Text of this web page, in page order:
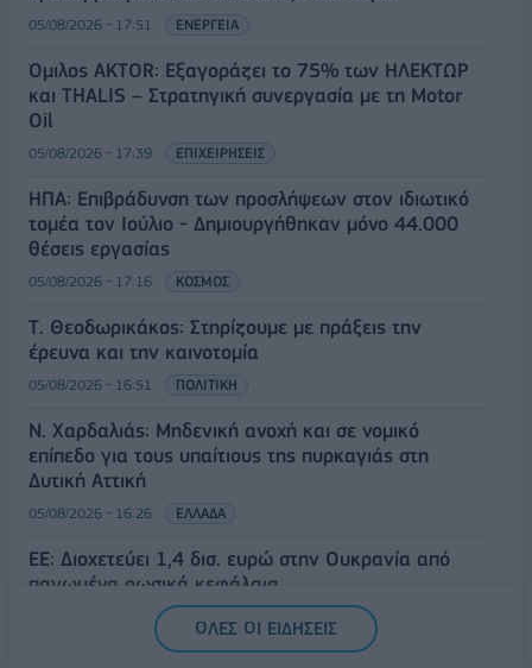
05/08/2026 - 17:51 ΕΝΕΡΓΕΙΑ
Όμιλος AKTOR: Εξαγοράζει το 75% των ΗΛΕΚΤΩΡ
και THALIS – Στρατηγική συνεργασία με τη Motor
Oil
05/08/2026 - 17:39 ΕΠΙΧΕΙΡΗΣΕΙΣ
ΗΠΑ: Επιβράδυνση των προσλήψεων στον ιδιωτικό
τομέα τον Ιούλιο - Δημιουργήθηκαν μόνο 44.000
θέσεις εργασίας
05/08/2026 - 17:16 ΚΟΣΜΟΣ
Τ. Θεοδωρικάκος: Στηρίζουμε με πράξεις την
έρευνα και την καινοτομία
05/08/2026 - 16:51 ΠΟΛΙΤΙΚΗ
Ν. Χαρδαλιάς: Μηδενική ανοχή και σε νομικό
επίπεδο για τους υπαίτιους της πυρκαγιάς στη
Δυτική Αττική
05/08/2026 - 16:26 ΕΛΛΑΔΑ
ΕΕ: Διοχετεύει 1,4 δισ. ευρώ στην Ουκρανία από
παγωμένα ρωσικά κεφάλαια
ΟΛΕΣ ΟΙ ΕΙΔΗΣΕΙΣ